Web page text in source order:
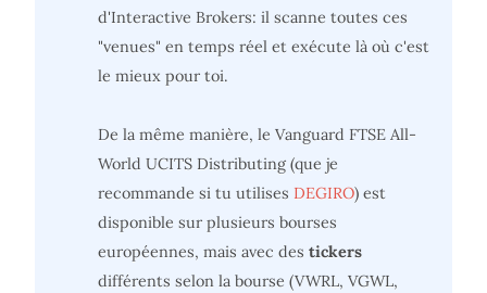
d'Interactive Brokers: il scanne toutes ces
"venues" en temps réel et exécute là où c'est
le mieux pour toi.
De la même manière, le Vanguard FTSE All-
World UCITS Distributing (que je
recommande si tu utilises DEGIRO) est
disponible sur plusieurs bourses
européennes, mais avec des tickers
différents selon la bourse (VWRL, VGWL,